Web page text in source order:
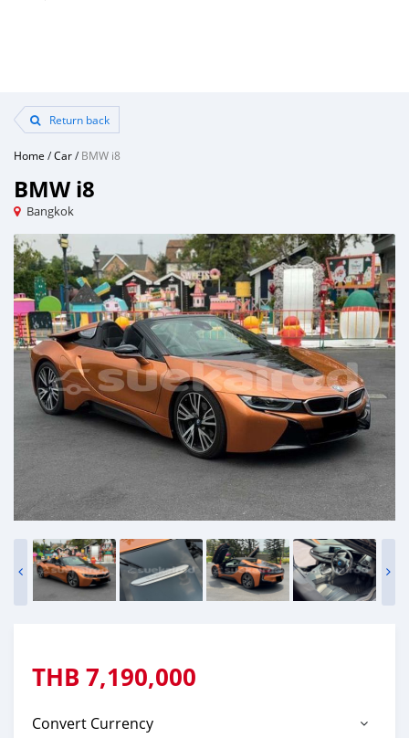
Return back
Home /Car/BMW i8
BMW i8
Bangkok
THB 7,190,000
Convert Currency